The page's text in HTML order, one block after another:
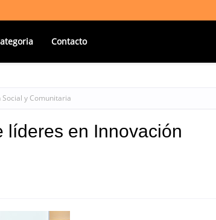
Contacto
y Comunitaria
líderes en Innovación